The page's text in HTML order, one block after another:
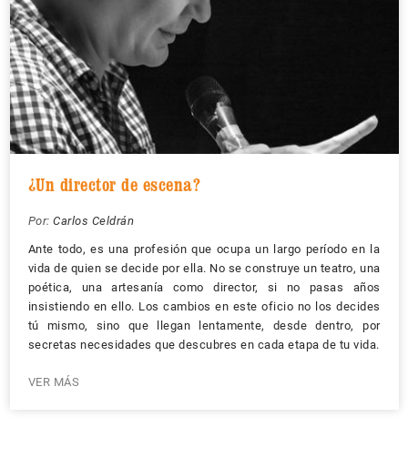
¿Un director de escena?
Por: Carlos Celdrán
Ante todo, es una profesión que ocupa un largo período en la
vida de quien se decide por ella. No se construye un teatro, una
poética, una artesanía como director, si no pasas años
insistiendo en ello. Los cambios en este oficio no los decides
tú mismo, sino que llegan lentamente, desde dentro, por
secretas necesidades que descubres en cada etapa de tu vida.
VER MÁS